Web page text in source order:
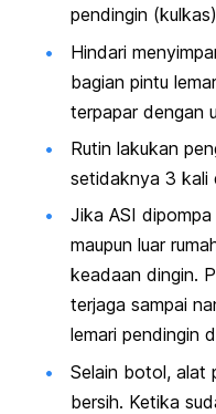
pendingin
Hindari
bagian pintu
terpapar dengan
Rutin lakukan
setidaknya 3 kali
Jika ASI
maupun luar
keadaan dingin.
terjaga sampai
lemari pendingin
Selain botol, alat
bersih. Ketika